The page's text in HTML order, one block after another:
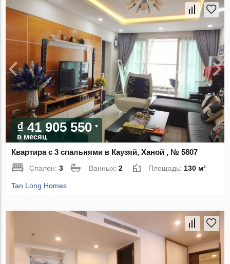
₫ 41 905 550
в месяц
Квартира с 3 спальнями в Каузяй, Ханой , № 5807
Спален:3 Ванных:2 Площадь: 130 м²
Tan Long Homes